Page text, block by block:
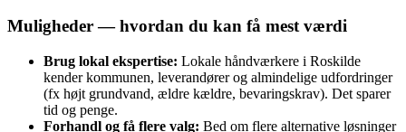
Muligheder — hvordan du kan få mest værdi
Brug lokal ekspertise: Lokale håndværkere i Roskilde
kender kommunen, leverandører og almindelige udfordringer
(fx højt grundvand, ældre kældre, bevaringskrav). Det sparer
tid og penge.
Forhandl og få flere valg: Bed om flere alternative løsninger